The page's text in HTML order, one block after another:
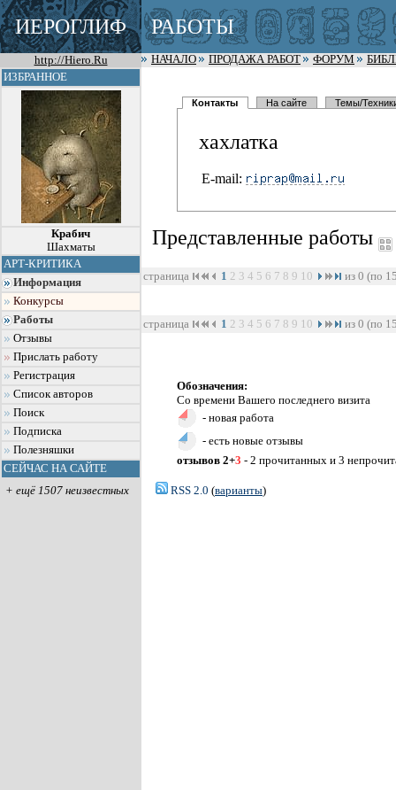
ИЕРОГЛИФ РАБОТЫ
http://Hiero.Ru НАЧАЛО ПРОДАЖА РАБОТ ФОРУМ
ИЗБРАННОЕ
Крабич
Шахматы
АРТ-КРИТИКА
Информация
Конкурсы
Работы
Отзывы
Прислать работу
Регистрация
Список авторов
Поиск
Подписка
Полезняшки
СЕЙЧАС НА САЙТЕ
+ ещё 1507 неизвестных
Контакты На сайте Темы/
хахлатка
E-mail:
Представленные работы
страница 1 2 3 4 5 6 7 8 9 10 из 0 (по
страница 1 2 3 4 5 6 7 8 9 10 из 0 (по
Обозначения:
Со времени Вашего последнего визита
- новая работа
- есть новые отзывы
отзывов 2+3 - 2 прочитанных и 3
RSS 2.0 (варианты)